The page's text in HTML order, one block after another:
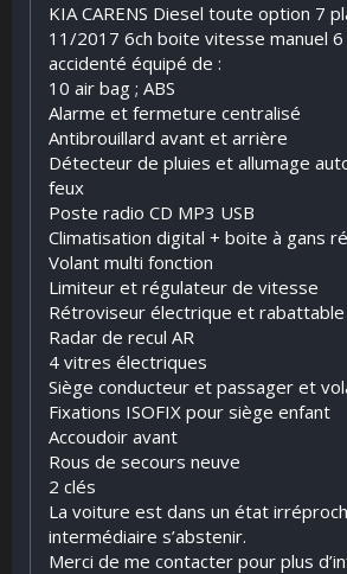
KIA CARENS Diesel toute option 7
11/2017 6ch boite vitesse manuel
accidenté équipé de :
10 air bag ; ABS
Alarme et fermeture centralisé
Antibrouillard avant et arrière
Détecteur de pluies et allumage
feux
Poste radio CD MP3 USB
Climatisation digital + boite à gans
Volant multi fonction
Limiteur et régulateur de vitesse
Rétroviseur électrique et rabattable
Radar de recul AR
4 vitres électriques
Siège conducteur et passager et
Fixations ISOFIX pour siège enfant
Accoudoir avant
Rous de secours neuve
2 clés
La voiture est dans un état
intermédiaire s’abstenir.
Merci de me contacter pour plus